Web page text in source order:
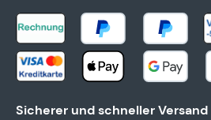
Sicherer und schneller Versand